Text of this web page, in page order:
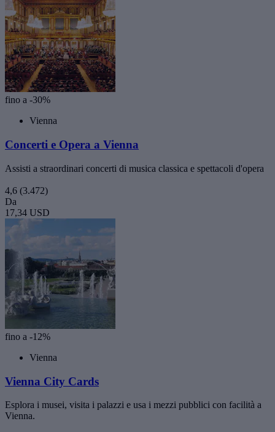
fino a -30%
Vienna
Concerti e Opera a Vienna
Assisti a straordinari concerti di musica classica e spettacoli d'opera
4,6 (3.472)
Da
17,34 USD
fino a -12%
Vienna
Vienna City Cards
Esplora i musei, visita i palazzi e usa i mezzi pubblici con facilità a
Vienna.